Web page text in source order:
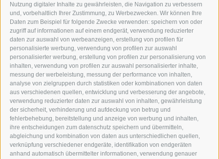
Nutzung digitaler Inhalte zu gewährleisten, die Navigation zu verbessern
und, vorbehaltlich Ihrer Zustimmung, zu Werbezwecken. Wir können Ihre
Daten zum Beispiel für folgende Zwecke verwenden: speichern von oder
zugriff auf informationen auf einem endgerät, verwendung reduzierter
daten zur auswahl von werbeanzeigen, erstellung von profilen für
personalisierte werbung, verwendung von profilen zur auswahl
personalisierter werbung, erstellung von profilen zur personalisierung von
inhalten, verwendung von profilen zur auswahl personalisierter inhalte,
messung der werbeleistung, messung der performance von inhalten,
analyse von zielgruppen durch statistiken oder kombinationen von daten
aus verschiedenen quellen, entwicklung und verbesserung der angebote,
verwendung reduzierter daten zur auswahl von inhalten, gewährleistung
der sicherheit, verhinderung und aufdeckung von betrug und
fehlerbehebung, bereitstellung und anzeige von werbung und inhalten,
ihre entscheidungen zum datenschutz speichern und übermitteln,
abgleichung und kombination von daten aus unterschiedlichen quellen,
verknüpfung verschiedener endgeräte, identifikation von endgeräten
anhand automatisch übermittelter informationen, verwendung genauer
DER ERKER
NEUSTADT 20A
I-39049 STERZING
TEL.: +39 0472 766876
GRAFIK@DERERKER.IT
INFO@DERERKER.IT
BARBARA.FONTANA@DERERKER.IT
DER ERKER
WERBEN IM ERKER
ONLINE-WERBUNG
SEPA-DAUERAUFTRAG
REGELN LESERKOMMENTARE
ONLINE VOTING